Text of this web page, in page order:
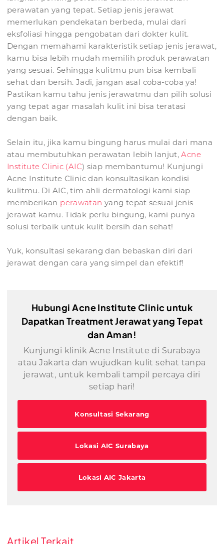
perawatan yang tepat. Setiap jenis jerawat
memerlukan pendekatan berbeda, mulai dari
eksfoliasi hingga pengobatan dari dokter kulit.
Dengan memahami karakteristik setiap jenis jerawat,
kamu bisa lebih mudah memilih produk perawatan
yang sesuai. Sehingga kulitmu pun bisa kembali
sehat dan bersih. Jadi, jangan asal coba-coba ya!
Pastikan kamu tahu jenis jerawatmu dan pilih solusi
yang tepat agar masalah kulit ini bisa teratasi
dengan baik.
Selain itu, jika kamu bingung harus mulai dari mana
atau membutuhkan perawatan lebih lanjut,Acne
Institute Clinic (AIC) siap membantumu! Kunjungi
Acne Institute Clinic dan konsultasikan kondisi
kulitmu. Di AIC, tim ahli dermatologi kami siap
memberikan perawatan yang tepat sesuai jenis
jerawat kamu. Tidak perlu bingung, kami punya
solusi terbaik untuk kulit bersih dan sehat!
Yuk, konsultasi sekarang dan bebaskan diri dari
jerawat dengan cara yang simpel dan efektif!
Hubungi Acne Institute Clinic untuk
Dapatkan Treatment Jerawat yang Tepat
dan Aman!
Kunjungi klinik Acne Institute di Surabaya
atau Jakarta dan wujudkan kulit sehat tanpa
jerawat, untuk kembali tampil percaya diri
setiap hari!
Konsultasi Sekarang
Lokasi AIC Surabaya
Lokasi AIC Jakarta
Artikel Terkait